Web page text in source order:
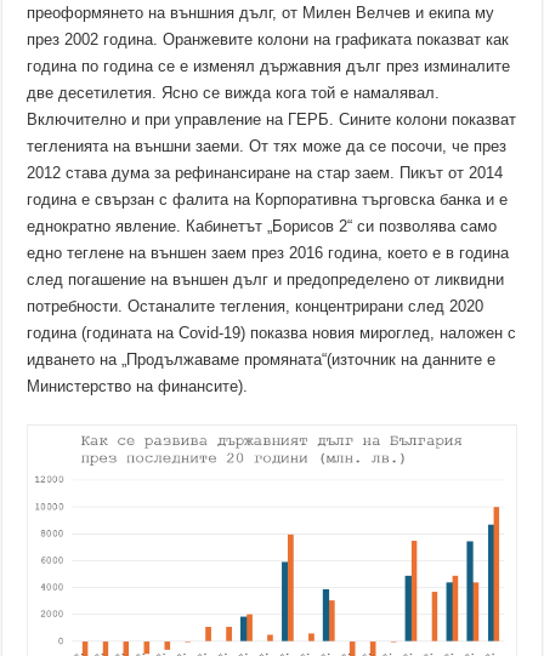
преоформянето на външния дълг, от Милен Велчев и екипа му
през 2002 година. Оранжевите колони на графиката показват как
година по година се е изменял държавния дълг през изминалите
две десетилетия. Ясно се вижда кога той е намалявал.
Включително и при управление на ГЕРБ. Сините колони показват
тегленията на външни заеми. От тях може да се посочи, че през
2012 става дума за рефинансиране на стар заем. Пикът от 2014
година е свързан с фалита на Корпоративна търговска банка и е
еднократно явление. Кабинетът „Борисов 2“ си позволява само
едно теглене на външен заем през 2016 година, което е в година
след погашение на външен дълг и предопределено от ликвидни
потребности. Останалите тегления, концентрирани след 2020
година (годината на Covid-19) показва новия мироглед, наложен с
идването на „Продължаваме промяната“(източник на данните е
Министерство на финансите).